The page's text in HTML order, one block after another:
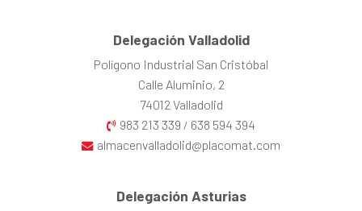
Delegación Valladolid
Polígono Industrial San Cristóbal
Calle Aluminio, 2
74012 Valladolid
983 213 339 / 638 594 394
almacenvalladolid@placomat.com
Delegación Asturias